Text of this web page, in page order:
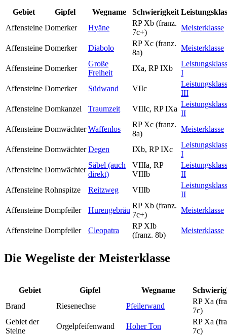
Gebiet Gipfel Wegname Schwierigkeit
Affensteine Domerker Hyäne
RP Xb (franz.
7c+)
Meisterklasse
Affensteine Domerker Diabolo
RP Xc (franz.
8a)
Meisterklasse
Affensteine Domerker
Große
Freiheit
IXa, RP IXb
I
Affensteine Domerker Südwand VIIc
III
Affensteine Domkanzel Traumzeit VIIIc, RP IXa
II
Affensteine Domwächter Waffenlos
RP Xc (franz.
8a)
Meisterklasse
Affensteine Domwächter Degen IXb, RP IXc
I
Affensteine Domwächter
Säbel (auch
direkt)
VIIIa, RP
VIIIb
II
Affensteine Rohnspitze Reitzweg VIIIb
II
Affensteine Dompfeiler Hurengebräu
RP Xb (franz.
7c+)
Meisterklasse
Affensteine Dompfeiler Cleopatra
RP XIb
(franz. 8b)
Meisterklasse
Die Wegeliste der Meisterklasse
Gebiet Gipfel Wegname
Brand
Riesenechse Pfeilerwand
RP Xa
7c)
Gebiet der
Steine
Orgelpfeifenwand Hoher Ton
RP Xa
7c)